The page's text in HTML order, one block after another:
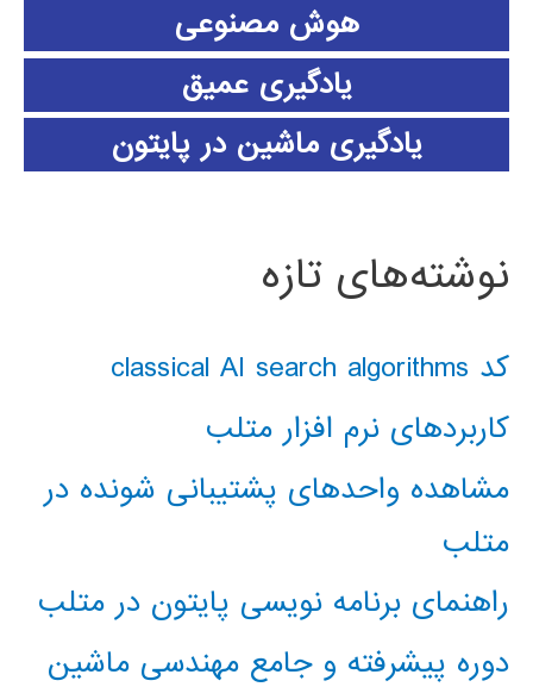
هوش مصنوعی
یادگیری عمیق
یادگیری ماشین در پایتون
نوشته‌های تازه
کد classical AI search algorithms
کاربردهای نرم افزار متلب
مشاهده واحدهای پشتیبانی شونده در
متلب
راهنمای برنامه نویسی پایتون در متلب
دوره پیشرفته و جامع مهندسی ماشین